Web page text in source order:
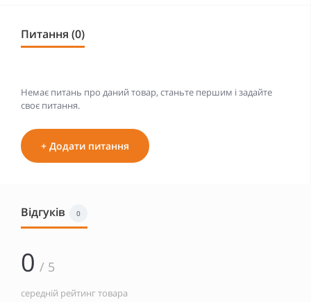
Питання (0)
Немає питань про даний товар, станьте першим і задайте
своє питання.
+ Додати питання
Відгуків 0
0 / 5
середній рейтинг товара